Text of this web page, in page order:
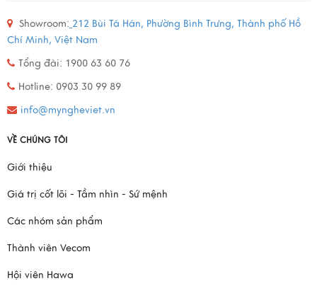
Showroom: 212 Bùi Tá Hán, Phường Bình Trưng, Thành phố Hồ
Chí Minh, Việt Nam
Tổng đài: 1900 63 60 76
Hotline: 0903 30 99 89
info@myngheviet.vn
VỀ CHÚNG TÔI
Giới thiệu
Giá trị cốt lõi - Tầm nhìn - Sứ mệnh
Các nhóm sản phẩm
Thành viên Vecom
Hội viên Hawa